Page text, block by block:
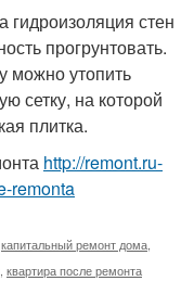
гидроизоляция стен
прогрунтовать.
можно утопить
сетку, на которой
плитка.
http://remont.ru-
remonta
капитальный ремонт дома
квартира после ремонта